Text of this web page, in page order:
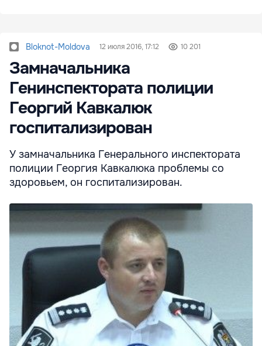
Bloknot-Moldova 12 июля 2016, 17:12 10 201
Замначальника
Генинспектората полиции
Георгий Кавкалюк
госпитализирован
У замначальника Генерального инспектората
полиции Георгия Кавкалюка проблемы со
здоровьем, он госпитализирован.